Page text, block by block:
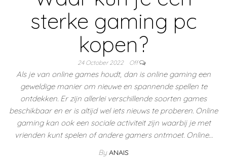
sterke gaming pc
kopen?
24 October 2022 Off
Als je van online games houdt, dan is online gaming een
geweldige manier om nieuwe en spannende spellen te
ontdekken. Er zijn allerlei verschillende soorten games
beschikbaar en er is altijd wel iets nieuws te proberen. Online
gaming kan ook een sociale activiteit zijn waarbij je met
vrienden kunt spelen of andere gamers ontmoet. Online…
By ANAIS